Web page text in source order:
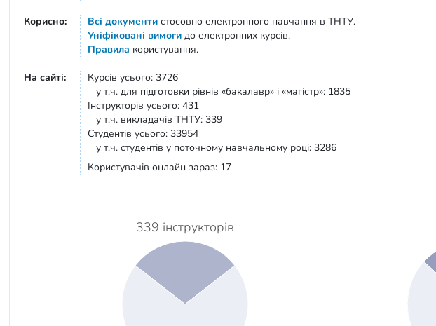
Корисно: Всі документи стосовно електронного навчання в ТНТУ.
Уніфіковані вимоги до електронних курсів.
Правила користування.
На сайті:
Курсів усього: 3726
у т.ч. для підготовки рівнів «бакалавр» і «магістр»: 1835
Інструкторів усього: 431
у т.ч. викладачів ТНТУ: 339
Студентів усього: 33954
у т.ч. студентів у поточному навчальному році: 3286
Користувачів онлайн зараз: 17
339 інструкторів